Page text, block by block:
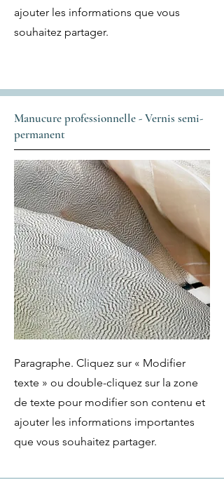
ajouter les informations que vous
souhaitez partager.
Manucure professionnelle - Vernis semi-
permanent
Paragraphe. Cliquez sur « Modifier
texte » ou double-cliquez sur la zone
de texte pour modifier son contenu et
ajouter les informations importantes
que vous souhaitez partager.